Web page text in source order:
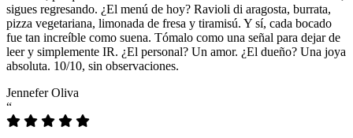
sigues regresando. ¿El menú de hoy? Ravioli di aragosta, burrata,
pizza vegetariana, limonada de fresa y tiramisú. Y sí, cada bocado
fue tan increíble como suena. Tómalo como una señal para dejar de
leer y simplemente IR. ¿El personal? Un amor. ¿El dueño? Una joya
absoluta. 10/10, sin observaciones.
Jennefer Oliva
“